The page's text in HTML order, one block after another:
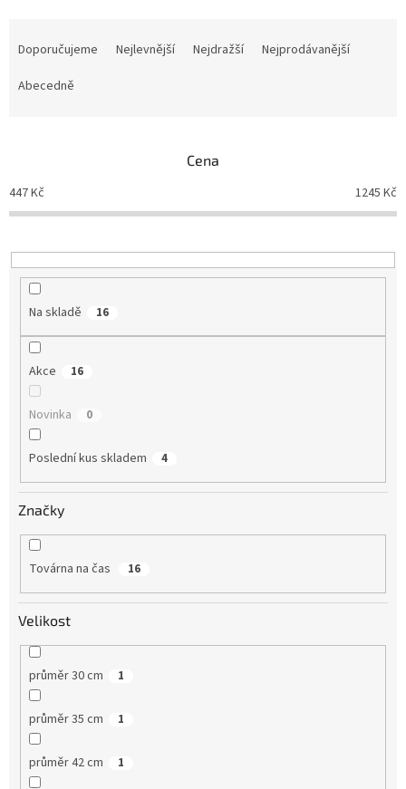
o
d
k
t
Doporučujeme Nejlevnější Nejdražší
Nejprodávanější
Abecedně
Cena
447Kč 1245 Kč
Na skladě 16
Akce 16
Novinka 0
Poslední kus skladem 4
Značky
Továrna na čas 16
Velikost
průměr 30 cm 1
průměr 35 cm 1
průměr 42 cm 1